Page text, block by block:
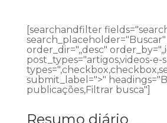
[searchandfilter
search_placeholder="Buscar"
order_dir=",,desc"
post_types="artigos,videos-e-
submit_label=">"
publicações,Filtrar busca"]
Resumo diário